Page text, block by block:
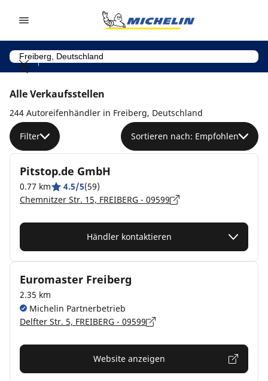
Alle Verkaufsstellen
244 Autoreifenhändler in Freiberg, Deutschland
Filter Sortieren nach: Empfohlen
Pitstop.de GmbH
0.77 km 4.5/5(59)
Chemnitzer Str. 15, FREIBERG - 09599
Händler kontaktieren
Euromaster Freiberg
2.35 km
Michelin Partnerbetrieb
Delfter Str. 5, FREIBERG - 09599
Website anzeigen